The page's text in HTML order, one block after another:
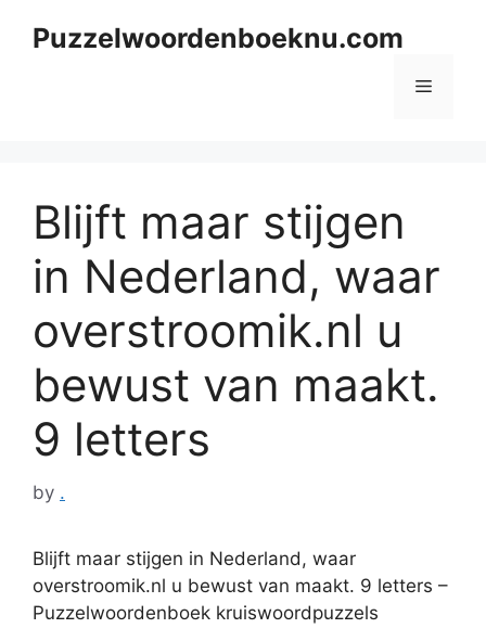
Puzzelwoordenboeknu.com
Menu
Blijft maar stijgen
in Nederland, waar
overstroomik.nl u
bewust van maakt.
9 letters
by .
Blijft maar stijgen in Nederland, waar
overstroomik.nl u bewust van maakt. 9 letters –
Puzzelwoordenboek kruiswoordpuzzels